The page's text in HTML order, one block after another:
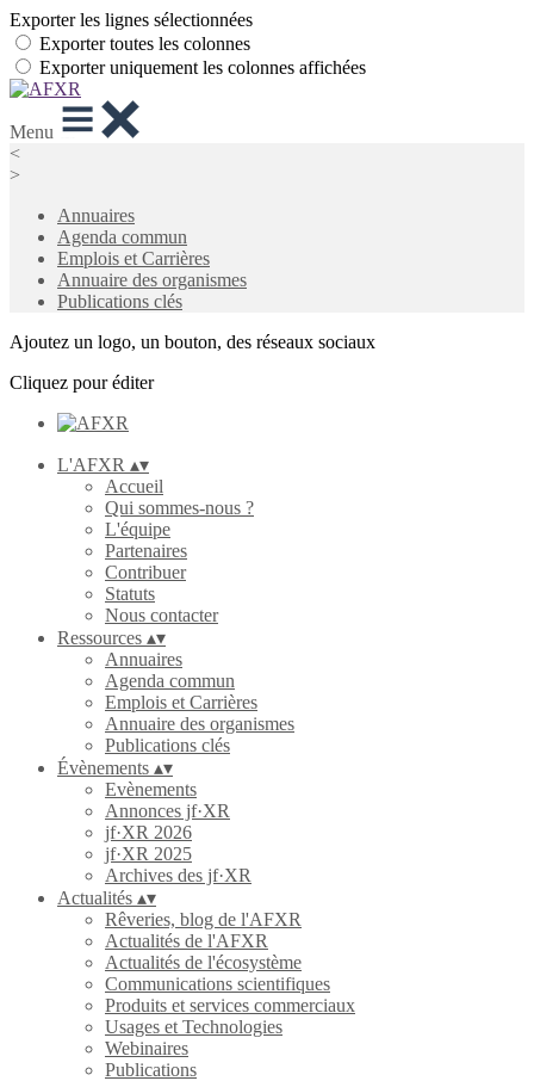
Exporter les lignes sélectionnées
Exporter toutes les colonnes
Exporter uniquement les colonnes affichées
Menu
<
>
Annuaires
Agenda commun
Emplois et Carrières
Annuaire des organismes
Publications clés
Ajoutez un logo, un bouton, des réseaux sociaux
Cliquez pour éditer
L'AFXR ▴▾
Accueil
Qui sommes-nous ?
L'équipe
Partenaires
Contribuer
Statuts
Nous contacter
Ressources ▴▾
Annuaires
Agenda commun
Emplois et Carrières
Annuaire des organismes
Publications clés
Évènements ▴▾
Evènements
Annonces jf·XR
jf·XR 2026
jf·XR 2025
Archives des jf·XR
Actualités ▴▾
Rêveries, blog de l'AFXR
Actualités de l'AFXR
Actualités de l'écosystème
Communications scientifiques
Produits et services commerciaux
Usages et Technologies
Webinaires
Publications